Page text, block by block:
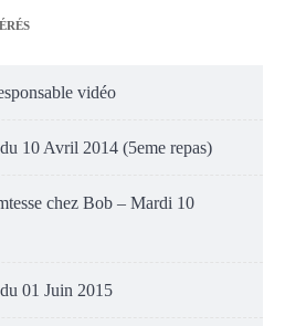
vidéo
10 Avril 2014 (5eme repas)
chez Bob – Mardi 10
01 Juin 2015